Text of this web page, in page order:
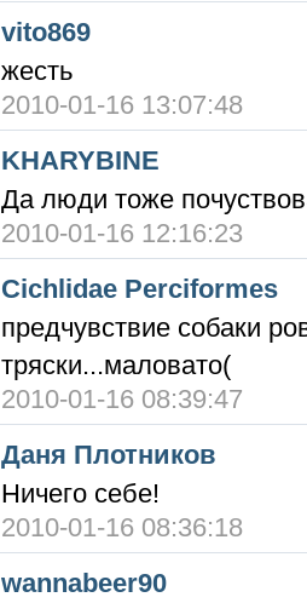
vito869
жесть
2010-01-16 13:07:48
KHARYBINE
Да люди тоже
2010-01-16 12:16:23
Cichlidae Perciformes
предчувствие собаки
тряски...маловато(
2010-01-16 08:39:47
Даня Плотников
Ничего себе!
2010-01-16 08:36:18
wannabeer90